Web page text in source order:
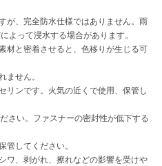
が、完全防水仕様ではありません。雨
よって浸水する場合があります。
材と密着させると、色移りが生じる可
ません。
リンです。火気の近くで使用、保管し
さい。ファスナーの密封性が低下する
管してください。
ワ、剥がれ、擦れなどの影響を受けや